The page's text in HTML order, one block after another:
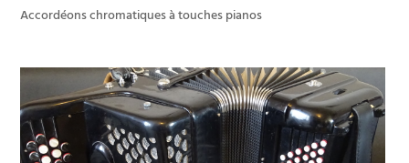
Accordéons chromatiques à touches pianos